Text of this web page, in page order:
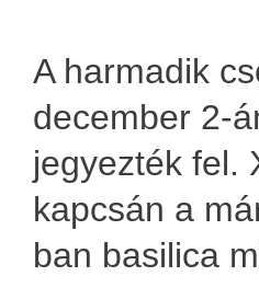
A harmadik
december 2-
jegyezték fel.
kapcsán a
ban basilica